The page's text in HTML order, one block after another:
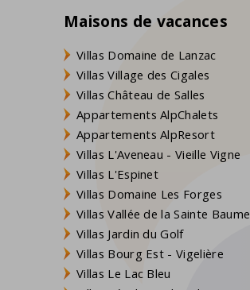
Maisons de vacances
Villas Domaine de Lanzac
Villas Village des Cigales
Villas Château de Salles
Appartements AlpChalets
Appartements AlpResort
Villas L'Aveneau - Vieille Vigne
Villas L'Espinet
Villas Domaine Les Forges
Villas Vallée de la Sainte Baume
Villas Jardin du Golf
Villas Bourg Est - Vigelière
Villas Le Lac Bleu